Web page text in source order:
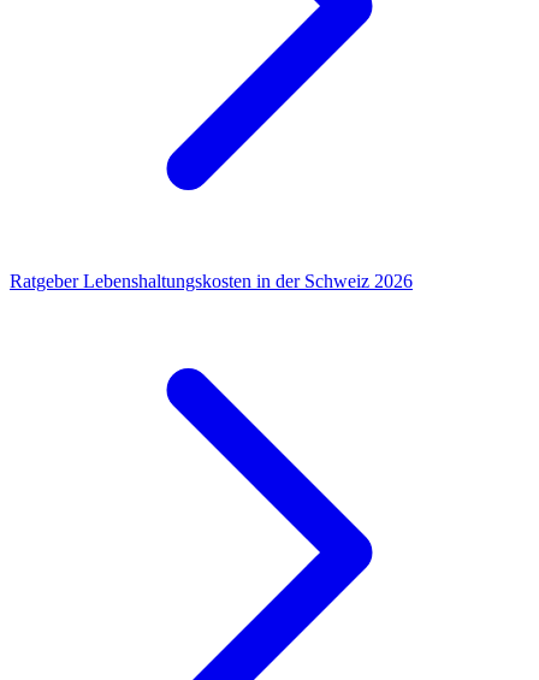
RatgeberLebenshaltungskosten in der Schweiz 2026